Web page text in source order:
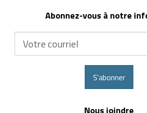
Abonnez-vous à notre
S'abonner